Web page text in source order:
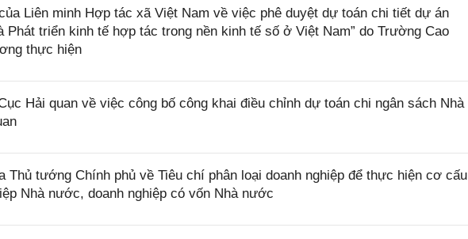
Liên minh Hợp tác xã Việt Nam về việc phê duyệt dự toán chi tiết dự án
Phát triển kinh tế hợp tác trong nền kinh tế số ở Việt Nam” do Trường Cao
thực hiện
Hải quan về việc công bố công khai điều chỉnh dự toán chi ngân sách Nhà
Thủ tướng Chính phủ về Tiêu chí phân loại doanh nghiệp để thực hiện cơ cấu
Nhà nước, doanh nghiệp có vốn Nhà nước